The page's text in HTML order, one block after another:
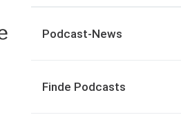
Podcast-News
Finde Podcasts